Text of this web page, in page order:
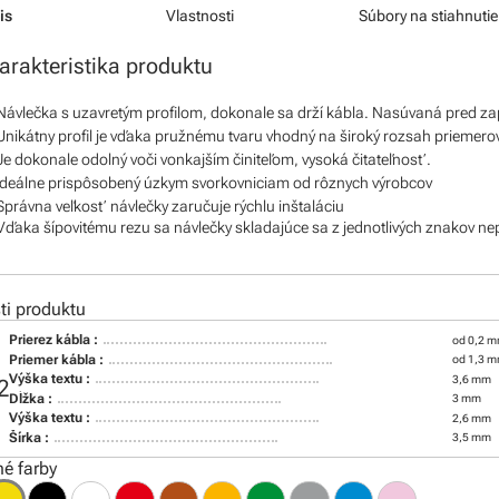
Vlastnosti Súbory na stiahnutie
produktu
s uzavretým profilom, dokonale sa drží kábla. Nasúvaná pred
profil je vďaka pružnému tvaru vhodný na široký rozsah
dokonale odolný voči vonkajším činiteľom, vysoká čitateľnosť.
prispôsobený úzkym svorkovniciam od rôznych výrobcov
veľkosť návlečky zaručuje rýchlu inštaláciu
šípovitému rezu sa návlečky skladajúce sa z jednotlivých znakov
produktu
Prierez kábla : od 0,2
Priemer kábla : od 1,3
Výška textu : 3,6 mm
Dĺžka : 3 mm
Výška textu : 2,6 mm
Šírka : 3,5 mm
farby